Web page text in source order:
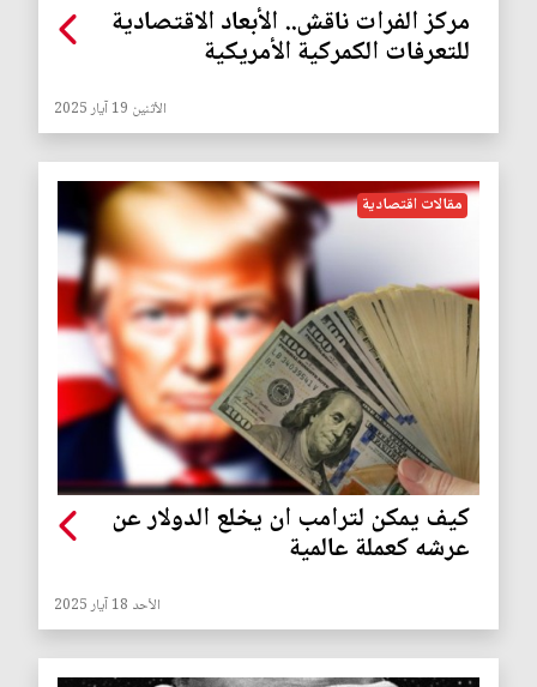
مركز الفرات ناقش.. الأبعاد الاقتصادية
للتعرفات الكمركية الأمريكية
الأثنين 19 آيار 2025
مقالات اقتصادية
كيف يمكن لترامب ان يخلع الدولار عن
عرشه كعملة عالمية
الأحد 18 آيار 2025